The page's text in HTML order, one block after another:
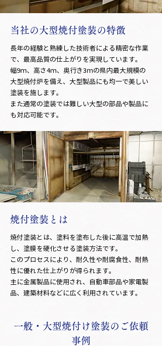
当社の大型焼付塗装の特徴
長年の経験と熟練した技術者による精密な作業
で、最高品質の仕上がりを実現しています。
幅9ｍ、高さ4ｍ、奥行き3ｍの県内最大規模の
大型焼付炉を備え、大型製品にも均一で美しい
塗装を施します。
また通常の塗装では難しい大型の部品や製品に
も対応可能です。
焼付塗装とは
焼付塗装とは、塗料を塗布した後に高温で加熱
し、塗膜を硬化させる塗装方法です。
このプロセスにより、耐久性や耐腐食性、耐熱
性に優れた仕上がりが得られます。
主に金属製品に使用され、自動車部品や家電製
品、建築材料などに広く利用されています。
一般・大型焼付け塗装のご依頼
事例